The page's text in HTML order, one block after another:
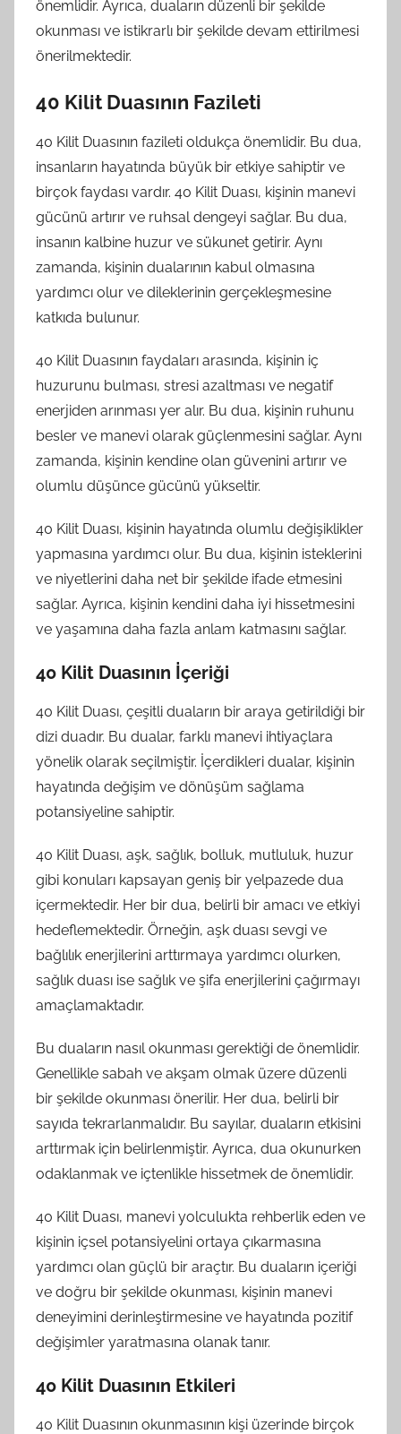
önemlidir. Ayrıca, duaların düzenli bir şekilde
okunması ve istikrarlı bir şekilde devam ettirilmesi
önerilmektedir.
40 Kilit Duasının Fazileti
40 Kilit Duasının fazileti oldukça önemlidir. Bu dua,
insanların hayatında büyük bir etkiye sahiptir ve
birçok faydası vardır. 40 Kilit Duası, kişinin manevi
gücünü artırır ve ruhsal dengeyi sağlar. Bu dua,
insanın kalbine huzur ve sükunet getirir. Aynı
zamanda, kişinin dualarının kabul olmasına
yardımcı olur ve dileklerinin gerçekleşmesine
katkıda bulunur.
40 Kilit Duasının faydaları arasında, kişinin iç
huzurunu bulması, stresi azaltması ve negatif
enerjiden arınması yer alır. Bu dua, kişinin ruhunu
besler ve manevi olarak güçlenmesini sağlar. Aynı
zamanda, kişinin kendine olan güvenini artırır ve
olumlu düşünce gücünü yükseltir.
40 Kilit Duası, kişinin hayatında olumlu değişiklikler
yapmasına yardımcı olur. Bu dua, kişinin isteklerini
ve niyetlerini daha net bir şekilde ifade etmesini
sağlar. Ayrıca, kişinin kendini daha iyi hissetmesini
ve yaşamına daha fazla anlam katmasını sağlar.
40 Kilit Duasının İçeriği
40 Kilit Duası, çeşitli duaların bir araya getirildiği bir
dizi duadır. Bu dualar, farklı manevi ihtiyaçlara
yönelik olarak seçilmiştir. İçerdikleri dualar, kişinin
hayatında değişim ve dönüşüm sağlama
potansiyeline sahiptir.
40 Kilit Duası, aşk, sağlık, bolluk, mutluluk, huzur
gibi konuları kapsayan geniş bir yelpazede dua
içermektedir. Her bir dua, belirli bir amacı ve etkiyi
hedeflemektedir. Örneğin, aşk duası sevgi ve
bağlılık enerjilerini arttırmaya yardımcı olurken,
sağlık duası ise sağlık ve şifa enerjilerini çağırmayı
amaçlamaktadır.
Bu duaların nasıl okunması gerektiği de önemlidir.
Genellikle sabah ve akşam olmak üzere düzenli
bir şekilde okunması önerilir. Her dua, belirli bir
sayıda tekrarlanmalıdır. Bu sayılar, duaların etkisini
arttırmak için belirlenmiştir. Ayrıca, dua okunurken
odaklanmak ve içtenlikle hissetmek de önemlidir.
40 Kilit Duası, manevi yolculukta rehberlik eden ve
kişinin içsel potansiyelini ortaya çıkarmasına
yardımcı olan güçlü bir araçtır. Bu duaların içeriği
ve doğru bir şekilde okunması, kişinin manevi
deneyimini derinleştirmesine ve hayatında pozitif
değişimler yaratmasına olanak tanır.
40 Kilit Duasının Etkileri
40 Kilit Duasının okunmasının kişi üzerinde birçok